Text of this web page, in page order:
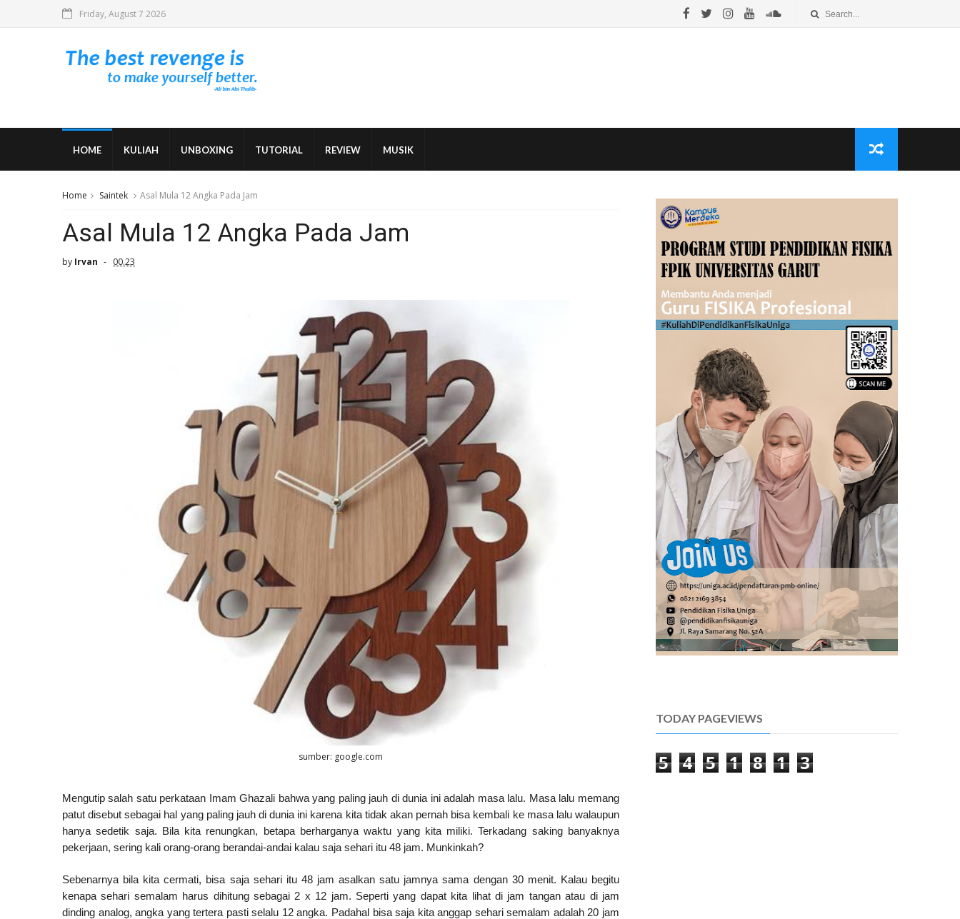
Friday, August 7 2026
HOME KULIAH UNBOXING TUTORIAL REVIEW MUSIK
Home Saintek Asal Mula 12 Angka Pada Jam
Asal Mula 12 Angka Pada Jam
by Irvan 00.23
sumber: google.com
Mengutip salah satu perkataan Imam Ghazali bahwa yang paling jauh di dunia ini adalah masa lalu. Masa lalu memang
patut disebut sebagai hal yang paling jauh di dunia ini karena kita tidak akan pernah bisa kembali ke masa lalu walaupun
hanya sedetik saja. Bila kita renungkan, betapa berharganya waktu yang kita miliki. Terkadang saking banyaknya
pekerjaan, sering kali orang-orang berandai-andai kalau saja sehari itu 48 jam. Munkinkah?
Sebenarnya bila kita cermati, bisa saja sehari itu 48 jam asalkan satu jamnya sama dengan 30 menit. Kalau begitu
kenapa sehari semalam harus dihitung sebagai 2 x 12 jam. Seperti yang dapat kita lihat di jam tangan atau di jam
dinding analog, angka yang tertera pasti selalu 12 angka. Padahal bisa saja kita anggap sehari semalam adalah 20 jam
TODAY PAGEVIEWS
5 4 5 1 8 1 3